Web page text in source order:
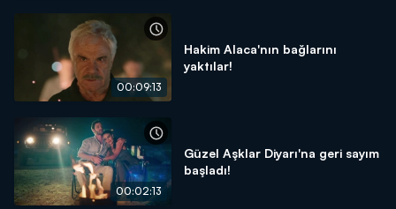
00:09:13
Hakim Alaca'nın bağlarını
yaktılar!
00:02:13
Güzel Aşklar Diyarı'na geri sayım
başladı!